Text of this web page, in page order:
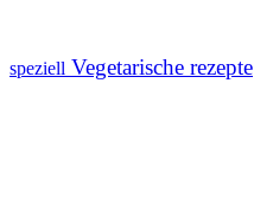
speziell Vegetarische rezepte